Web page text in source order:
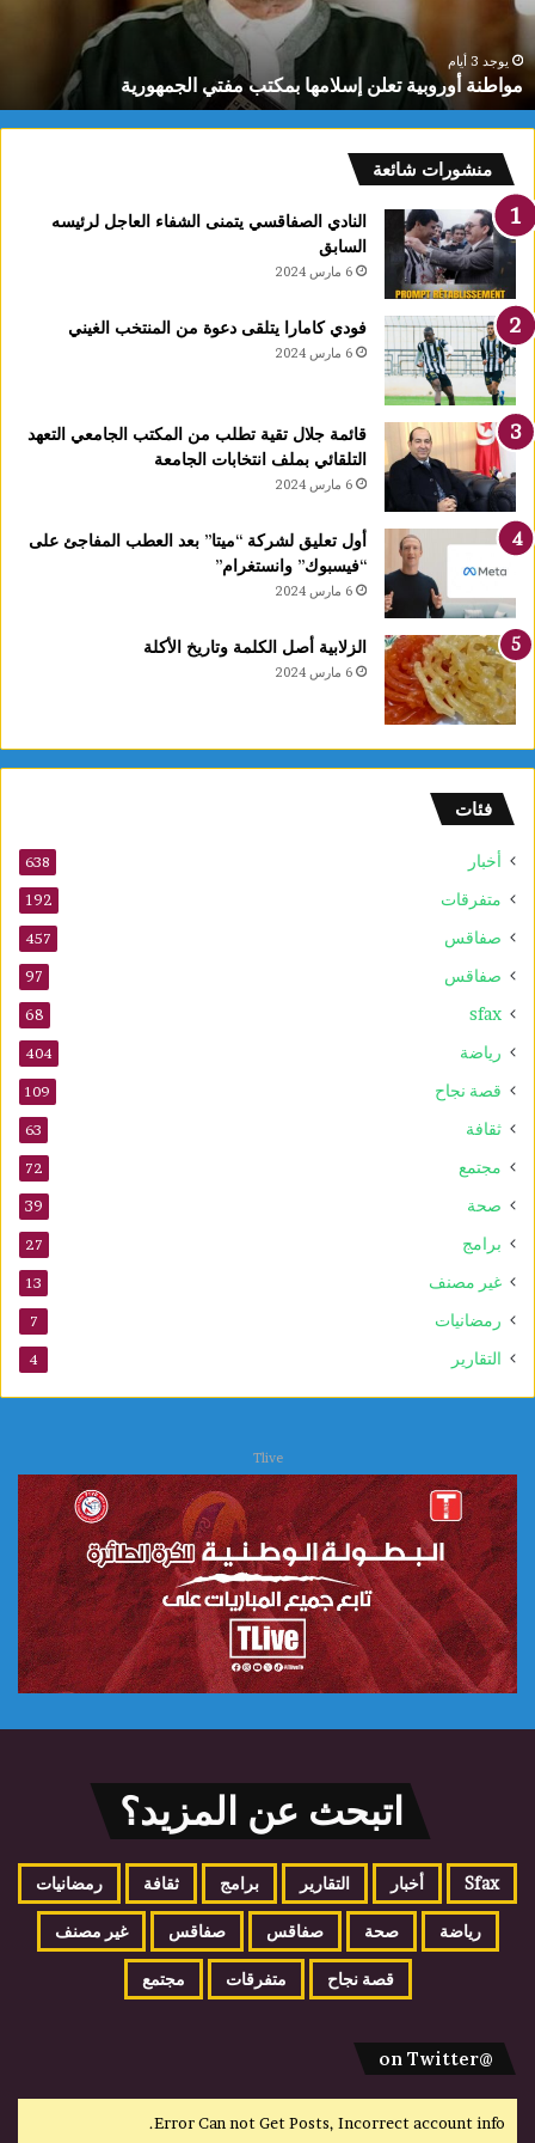
الجمهورية
يوجد 3 أيام
مواطنة أوروبية تعلن إسلامها بمكتب مفتي الجمهورية
منشورات شائعة
النادي الصفاقسي يتمنى الشفاء العاجل لرئيسه
السابق
6 مارس 2024
فودي كامارا يتلقى دعوة من المنتخب الغيني
6 مارس 2024
قائمة جلال تقية تطلب من المكتب الجامعي التعهد
التلقائي بملف انتخابات الجامعة
6 مارس 2024
أول تعليق لشركة “ميتا” بعد العطب المفاجئ على
“فيسبوك” وانستغرام”
6 مارس 2024
الزلابية أصل الكلمة وتاريخ الأكلة
6 مارس 2024
فئات
أخبار 638
متفرقات 192
صفاقس 457
صفاقس 97
sfax
68
رياضة 404
قصة نجاح 109
ثقافة 63
مجتمع 72
صحة 39
برامج 27
غير مصنف 13
رمضانيات 7
التقارير 4
Tlive
اتبحث عن المزيد؟
Sfax أخبار التقارير برامج ثقافة رمضانيات
رياضة صحة صفاقس صفاقس غير مصنف
قصة نجاح متفرقات مجتمع
@on Twitter
Error Can not Get Posts, Incorrect account info.